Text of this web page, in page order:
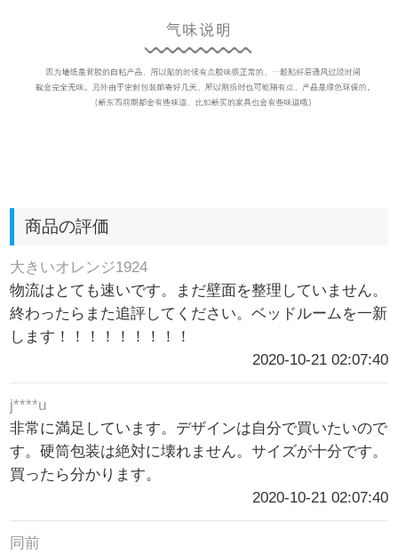
商品の評価
大きいオレンジ1924
物流はとても速いです。まだ壁面を整理していません。
終わったらまた追評してください。ベッドルームを一新
します！！！！！！！！！
2020-10-21 02:07:40
j****u
非常に満足しています。デザインは自分で買いたいので
す。硬筒包装は絶対に壊れません。サイズが十分です。
買ったら分かります。
2020-10-21 02:07:40
同前